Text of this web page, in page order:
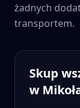
żadnych
transportem.
Skup
w